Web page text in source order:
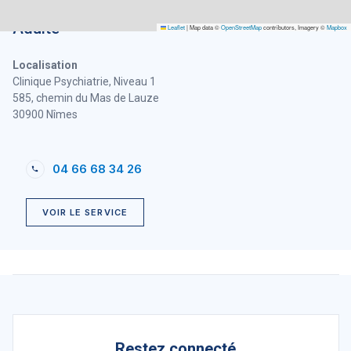
Adulte
Localisation
Clinique Psychiatrie, Niveau 1
585, chemin du Mas de Lauze
30900 Nîmes
04 66 68 34 26
VOIR LE SERVICE
Leaflet|Map data ©OpenStreetMapcontributors, Imagery ©Mapbox